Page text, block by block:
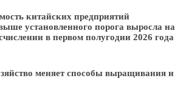
китайских предприятий
установленного порога выросла на
в первом полугодии 2026 года
меняет способы выращивания и